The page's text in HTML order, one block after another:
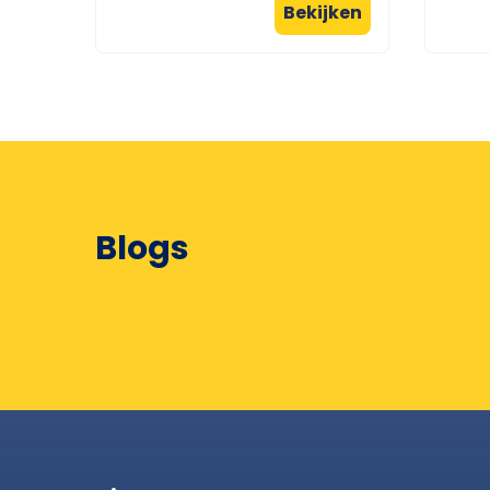
Bekijken
Blogs